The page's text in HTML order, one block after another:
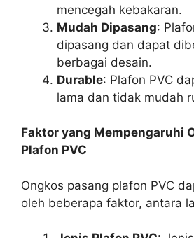
mencegah kebakaran.
Mudah Dipasang:
dipasang dan dapat
berbagai desain.
Durable: Plafon PVC
lama dan tidak mudah
Faktor yang Mempengaruhi
Plafon PVC
Ongkos pasang plafon PVC
oleh beberapa faktor, antara